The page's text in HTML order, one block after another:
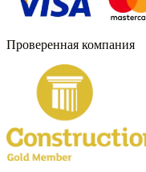
Проверенная компания